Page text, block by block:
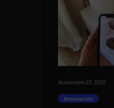
Noviembre 23, 2022
Innovación